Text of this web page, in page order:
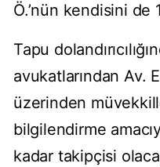
Ö.’nün kendisini de
Tapu
avukatlarından Av.
üzerinden
bilgilendirme
kadar takipçisi